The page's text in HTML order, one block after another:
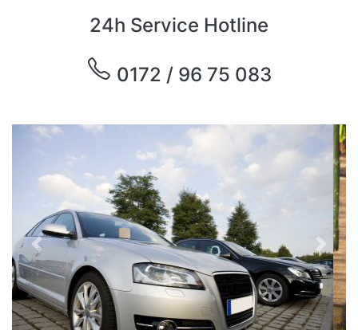
24h Service Hotline
0172 / 96 75 083
Previous Next